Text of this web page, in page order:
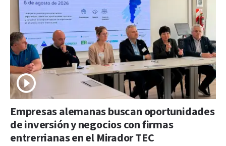
Empresas alemanas buscan oportunidades
de inversión y negocios con firmas
entrerrianas en el Mirador TEC